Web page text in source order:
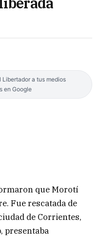
Libertador a tus medios
en Google
que Morotí
Fue rescatada de
de Corrientes,
presentaba